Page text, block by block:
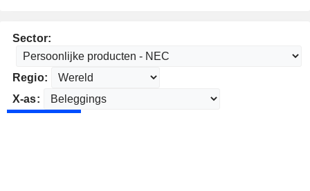
Sector:
Regio:
X-as: